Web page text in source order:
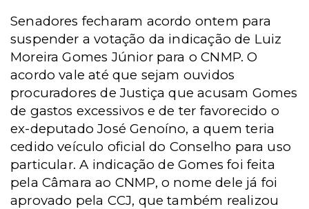
Senadores fecharam acordo ontem para
suspender a votação da indicação de Luiz
Moreira Gomes Júnior para o CNMP. O
acordo vale até que sejam ouvidos
procuradores de Justiça que acusam Gomes
de gastos excessivos e de ter favorecido o
ex-deputado José Genoíno, a quem teria
cedido veículo oficial do Conselho para uso
particular. A indicação de Gomes foi feita
pela Câmara ao CNMP, o nome dele já foi
aprovado pela CCJ, que também realizou